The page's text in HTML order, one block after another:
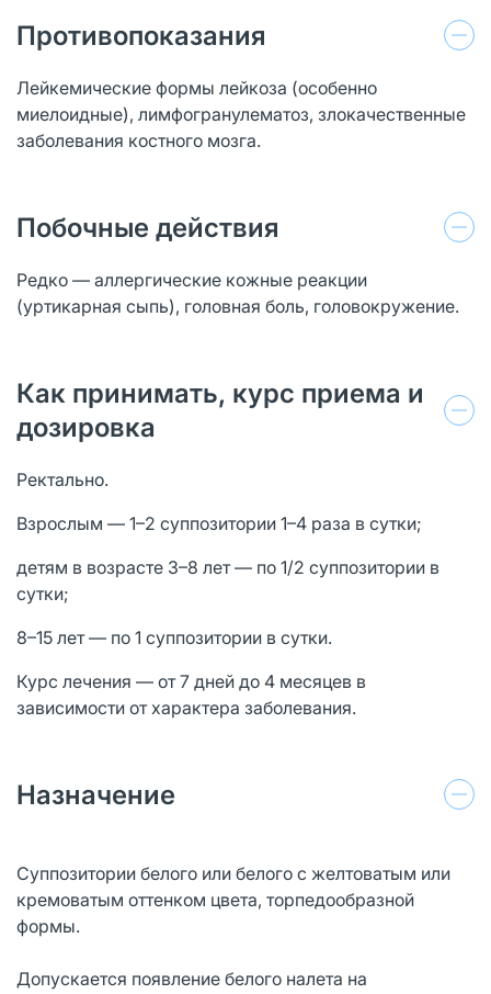
Противопоказания
Лейкемические формы лейкоза (особенно
миелоидные), лимфогранулематоз, злокачественные
заболевания костного мозга.
Побочные действия
Редко — аллергические кожные реакции
(уртикарная сыпь), головная боль, головокружение.
Как принимать, курс приема и
дозировка
Ректально.
Взрослым — 1–2 суппозитории 1–4 раза в сутки;
детям в возрасте 3–8 лет — по 1/2 суппозитории в
сутки;
8–15 лет — по 1 суппозитории в сутки.
Курс лечения — от 7 дней до 4 месяцев в
зависимости от характера заболевания.
Назначение
Суппозитории белого или белого с желтоватым или
кремоватым оттенком цвета, торпедообразной
формы.
Допускается появление белого налета на